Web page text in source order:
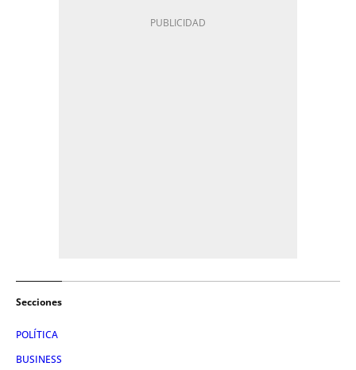
Secciones
POLÍTICA
BUSINESS